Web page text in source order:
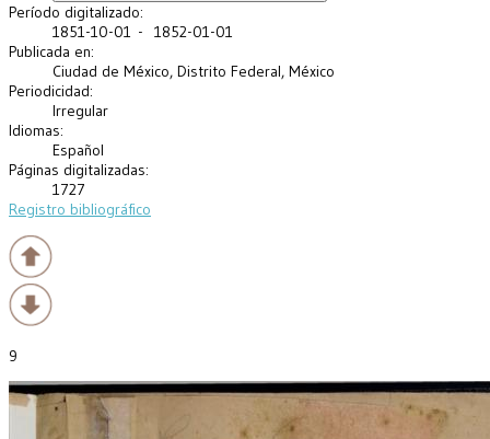
Período digitalizado:
1851-10-01 - 1852-01-01
Publicada en:
Ciudad de México, Distrito Federal, México
Periodicidad:
Irregular
Idiomas:
Español
Páginas digitalizadas:
1727
Registro bibliográfico
9